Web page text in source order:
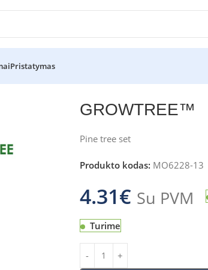
Pristatymas
GROWTREE™
Pine tree set
Produkto kodas: MO6228-13
4.31€ Su PVM
Turime